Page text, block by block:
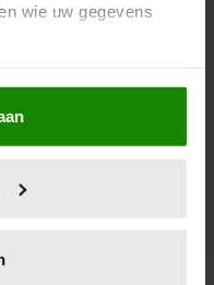
wie uw gegevens
uw geografische
nauwkeurig kan zijn
(fingerprinting)
het